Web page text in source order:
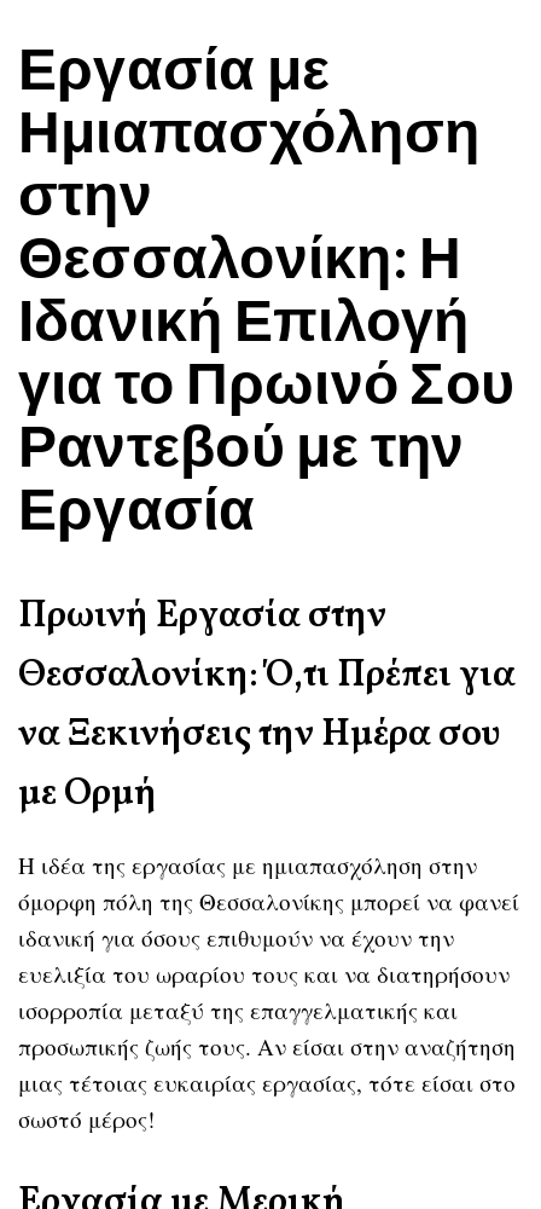
Εργασία με
Ημιαπασχόληση
στην
Θεσσαλονίκη: Η
Ιδανική Επιλογή
για το Πρωινό Σου
Ραντεβού με την
Εργασία
Πρωινή Εργασία στην
Θεσσαλονίκη: Ό,τι Πρέπει για
να Ξεκινήσεις την Ημέρα σου
με Ορμή
Η ιδέα της εργασίας με ημιαπασχόληση στην
όμορφη πόλη της Θεσσαλονίκης μπορεί να φανεί
ιδανική για όσους επιθυμούν να έχουν την
ευελιξία του ωραρίου τους και να διατηρήσουν
ισορροπία μεταξύ της επαγγελματικής και
προσωπικής ζωής τους. Αν είσαι στην αναζήτηση
μιας τέτοιας ευκαιρίας εργασίας, τότε είσαι στο
σωστό μέρος!